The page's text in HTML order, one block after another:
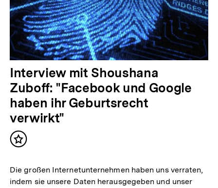
Interview mit Shoushana
Zuboff: "Facebook und Google
haben ihr Geburtsrecht
verwirkt"
Inhalt
Die großen Internetunternehmen haben uns verraten,
indem sie unsere Daten herausgegeben und unser